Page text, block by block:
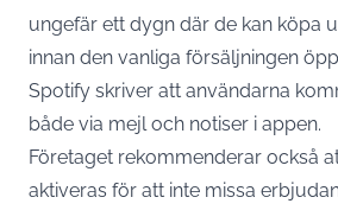
ungefär ett dygn där de kan köpa
innan den vanliga försäljningen
Spotify skriver att användarna
både via mejl och notiser i appen.
Företaget rekommenderar också
aktiveras för att inte missa